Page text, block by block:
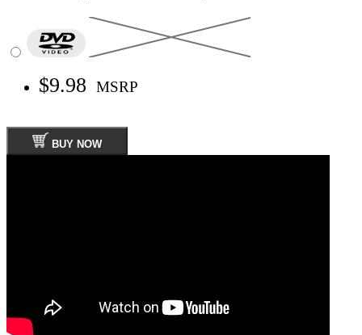
$9.98 MSRP
BUY NOW